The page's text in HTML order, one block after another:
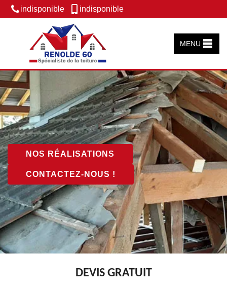
indisponible indisponible
MENU
NOS RÉALISATIONS
CONTACTEZ-NOUS !
DEVIS GRATUIT